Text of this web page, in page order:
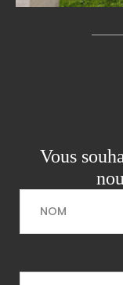
Vous